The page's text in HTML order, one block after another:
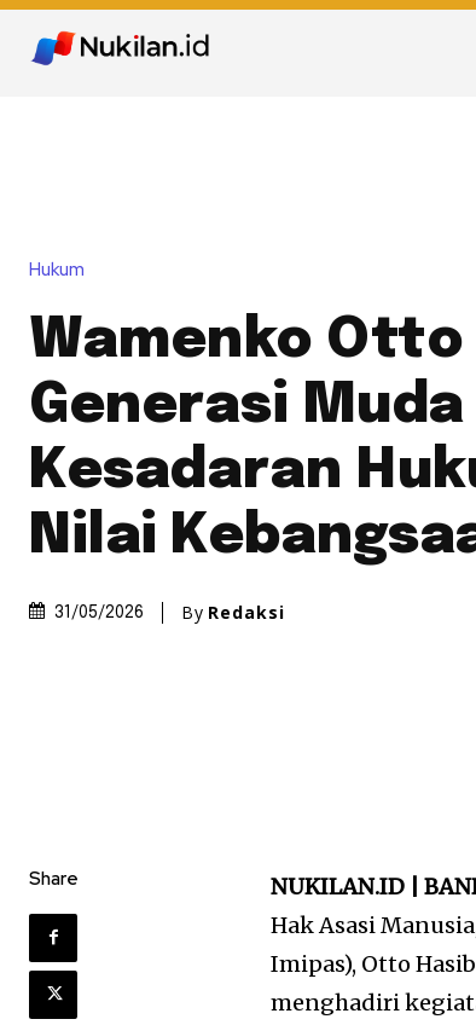
Hukum
Wamenko Otto
Generasi
Kesadaran
Nilai
31/05/2026 By Redaksi
Share NUKILAN.ID |
Hak Asasi
Imipas), Otto
menghadiri